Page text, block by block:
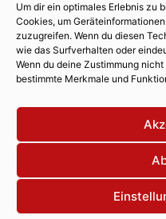
Um dir ein optimales Erlebnis zu
Cookies, um
zuzugreifen. Wenn du diesen
wie das Surfverhalten oder
Wenn du deine Zustimmung
bestimmte Merkmale und